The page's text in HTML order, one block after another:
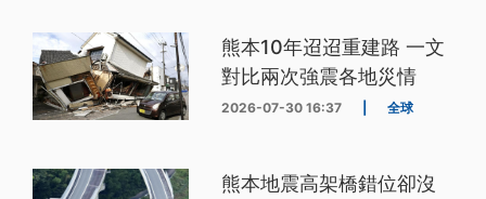
熊本10年迢迢重建路 一文
對比兩次強震各地災情
2026-07-30 16:37 全球
熊本地震高架橋錯位卻沒